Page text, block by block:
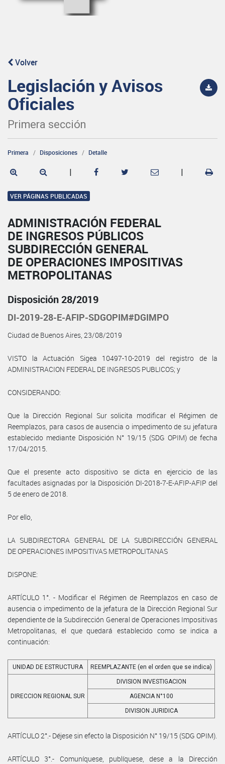
Volver
Legislación y Avisos
Oficiales
Primera sección
Primera Disposiciones Detalle
| |
VER PÁGINAS PUBLICADAS
ADMINISTRACIÓN FEDERAL
DE INGRESOS PÚBLICOS
SUBDIRECCIÓN GENERAL
DE OPERACIONES IMPOSITIVAS
METROPOLITANAS
Disposición 28/2019
DI-2019-28-E-AFIP-SDGOPIM#DGIMPO
Ciudad de Buenos Aires, 23/08/2019
VISTO la Actuación Sigea 10497-10-2019 del registro de la
ADMINISTRACION FEDERAL DE INGRESOS PUBLICOS; y
CONSIDERANDO:
Que la Dirección Regional Sur solicita modificar el Régimen de
Reemplazos, para casos de ausencia o impedimento de su jefatura
establecido mediante Disposición N° 19/15 (SDG OPIM) de fecha
17/04/2015.
Que el presente acto dispositivo se dicta en ejercicio de las
facultades asignadas por la Disposición DI-2018-7-E-AFIP-AFIP del
5 de enero de 2018.
Por ello,
LA SUBDIRECTORA GENERAL DE LA SUBDIRECCIÓN GENERAL
DE OPERACIONES IMPOSITIVAS METROPOLITANAS
DISPONE:
ARTÍCULO 1°. - Modificar el Régimen de Reemplazos en caso de
ausencia o impedimento de la jefatura de la Dirección Regional Sur
dependiente de la Subdirección General de Operaciones Impositivas
Metropolitanas, el que quedará establecido como se indica a
continuación:
UNIDAD DE ESTRUCTURA REEMPLAZANTE (en el orden que se indica)
DIRECCION REGIONAL SUR
DIVISION INVESTIGACION
AGENCIA N°100
DIVISION JURIDICA
ARTÍCULO 2°.- Déjese sin efecto la Disposición N° 19/15 (SDG OPIM).
ARTÍCULO 3°.- Comuníquese, publíquese, dese a la Dirección